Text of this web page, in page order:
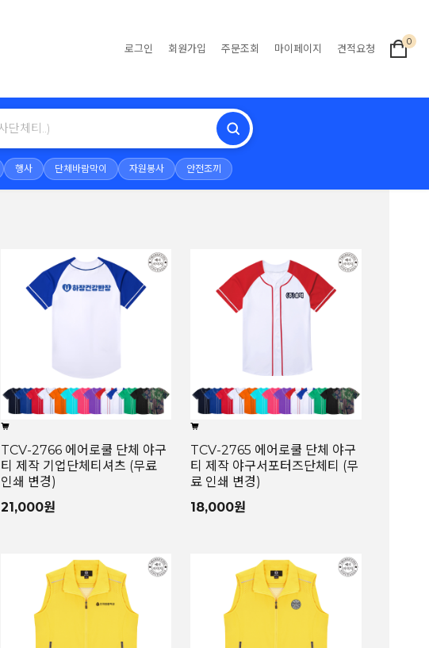
로그인 회원가입 주문조회 마이페이지 견적요청
0
행사 단체바람막이 자원봉사 안전조끼
TCV-2766 에어로쿨 단체 야구
티 제작 기업단체티셔츠 (무료
인쇄 변경)
21,000원
TCV-2765 에어로쿨 단체 야구
티 제작 야구서포터즈단체티 (무
료 인쇄 변경)
18,000원